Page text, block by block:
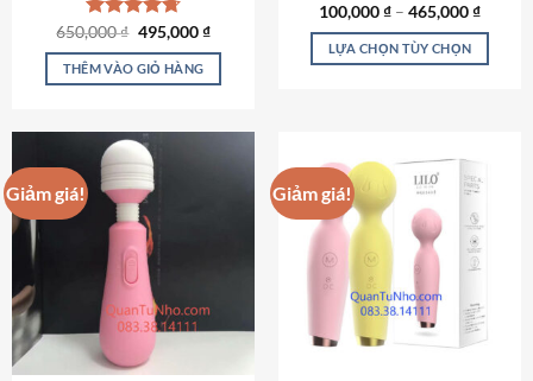
Được xếp
hạng4.72
5 sao
650,000₫ Giá
là:
650,000 ₫.
495,000₫Giá
tại
495,000 ₫.
THÊM VÀO GIỎ HÀNG
Được xếp
hạng4.80
5 sao
100,000₫ – 465,000₫
LỰA CHỌN TÙY CHỌN
nhiều
biến
thể.
Các
chọn
thể
Giảm giá! Giảm giá!